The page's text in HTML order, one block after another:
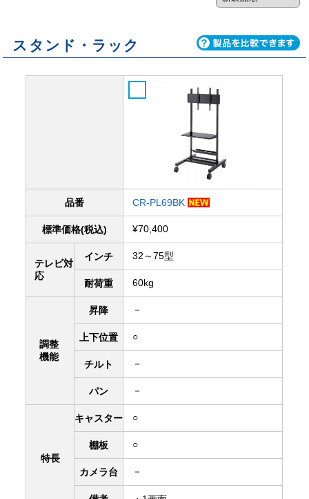
スタンド・ラック
品番 CR-PL69BK
標準価格(税込) ¥70,400
テレビ対
応
インチ 32～75型
耐荷重 60kg
調整
機能
昇降 －
上下位置 ○
チルト －
パン －
特長
キャスター ○
棚板 ○
カメラ台 －